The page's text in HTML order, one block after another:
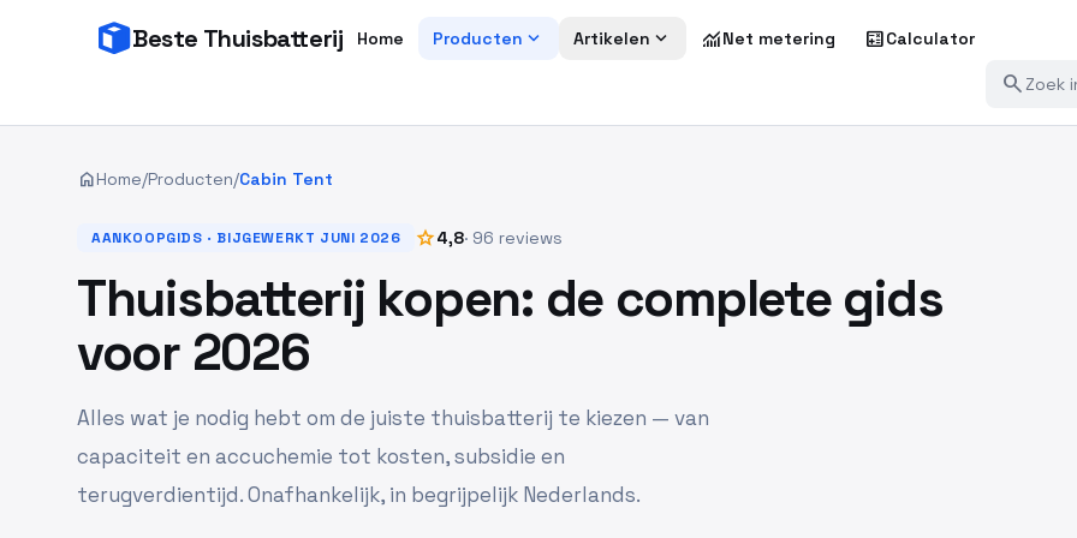
Beste Thuisbatterij Home Producten expand_more Artikelen expand_more monitoringNet metering calculateCalculator
search
homeHome/Producten/Cabin Tent
AANKOOPGIDS · BIJGEWERKT JUNI 2026 star4,8· 96 reviews
Thuisbatterij kopen: de complete gids
voor 2026
Alles wat je nodig hebt om de juiste thuisbatterij te kiezen — van
capaciteit en accuchemie tot kosten, subsidie en
terugverdientijd. Onafhankelijk, in begrijpelijk Nederlands.